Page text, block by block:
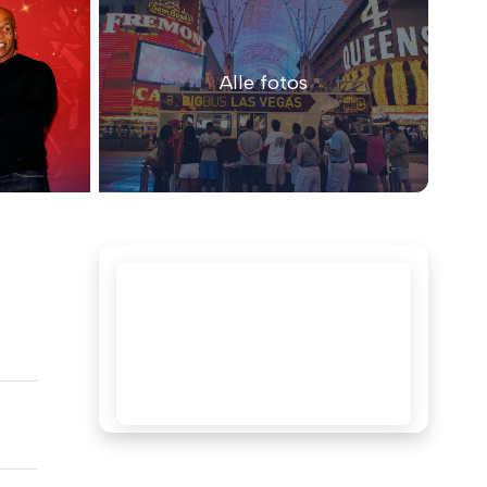
Alle fotos